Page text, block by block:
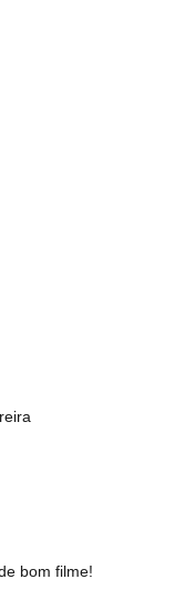
bom filme!